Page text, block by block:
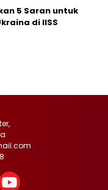
5 Saran untuk
di IISS